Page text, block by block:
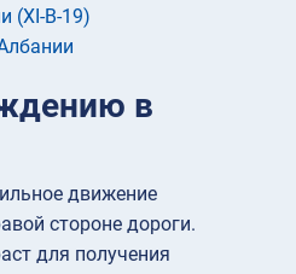
(XI-B-19)
в
движение
стороне дороги.
для получения